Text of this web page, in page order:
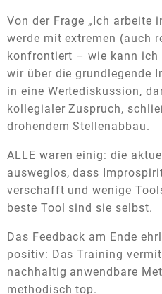
Von der Frage „Ich arbeite
werde mit extremen (auch
konfrontiert – wie kann ich
wir über die grundlegende
in eine Wertediskussion,
kollegialer Zuspruch,
drohendem Stellenabbau.
ALLE waren einig: die
ausweglos, dass
verschafft und wenige
beste Tool sind sie selbst.
Das Feedback am Ende
positiv: Das Training
nachhaltig anwendbare
methodisch top.